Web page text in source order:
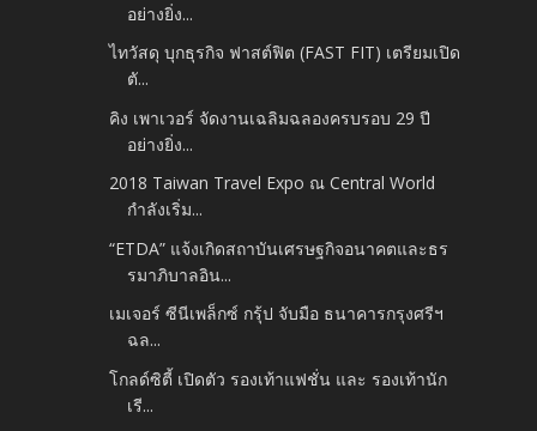
อย่างยิ่ง...
ไทวัสดุ บุกธุรกิจ ฟาสต์ฟิต (FAST FIT) เตรียมเปิด
ตั...
คิง เพาเวอร์ จัดงานเฉลิมฉลองครบรอบ 29 ปี
อย่างยิ่ง...
2018 Taiwan Travel Expo ณ Central World
กำลังเริ่ม...
“ETDA” แจ้งเกิดสถาบันเศรษฐกิจอนาคตและธร
รมาภิบาลอิน...
เมเจอร์ ซีนีเพล็กซ์ กรุ้ป จับมือ ธนาคารกรุงศรีฯ
ฉล...
โกลด์ซิตี้ เปิดตัว รองเท้าแฟชั่น และ รองเท้านัก
เรี...